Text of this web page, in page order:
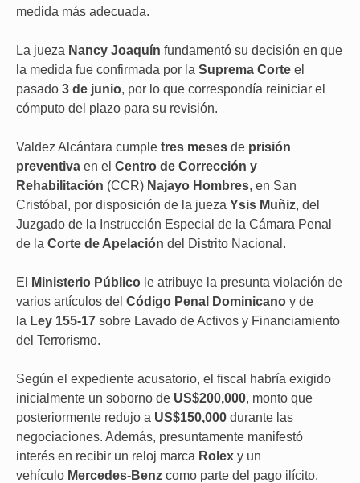
medida más adecuada.
La jueza Nancy Joaquín fundamentó su decisión en que
la medida fue confirmada por la Suprema Corte el
pasado 3 de junio, por lo que correspondía reiniciar el
cómputo del plazo para su revisión.
Valdez Alcántara cumple tres meses de prisión
preventiva en el Centro de Corrección y
Rehabilitación (CCR) Najayo Hombres, en San
Cristóbal, por disposición de la jueza Ysis Muñiz, del
Juzgado de la Instrucción Especial de la Cámara Penal
de la Corte de Apelación del Distrito Nacional.
El Ministerio Público le atribuye la presunta violación de
varios artículos del Código Penal Dominicano y de
la Ley 155-17 sobre Lavado de Activos y Financiamiento
del Terrorismo.
Según el expediente acusatorio, el fiscal habría exigido
inicialmente un soborno de US$200,000, monto que
posteriormente redujo a US$150,000 durante las
negociaciones. Además, presuntamente manifestó
interés en recibir un reloj marca Rolex y un
vehículo Mercedes-Benz como parte del pago ilícito.